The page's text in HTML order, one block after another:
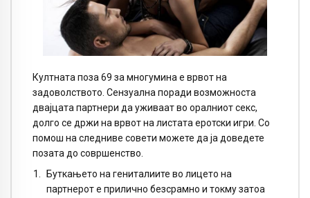
Култната поза 69 за многумина е врвот на
задоволството. Сензуална поради возможноста
двајцата партнери да уживаат во оралниот секс,
долго се држи на врвот на листата еротски игри. Со
помош на следниве совети можете да ја доведете
позата до совршенство.
Буткањето на гениталиите во лицето на
партнерот е прилично безсрамно и токму затоа